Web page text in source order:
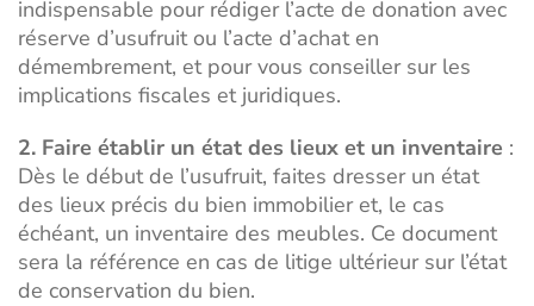
indispensable pour rédiger l’acte de donation avec
réserve d’usufruit ou l’acte d’achat en
démembrement, et pour vous conseiller sur les
implications fiscales et juridiques.
2. Faire établir un état des lieux et un inventaire :
Dès le début de l’usufruit, faites dresser un état
des lieux précis du bien immobilier et, le cas
échéant, un inventaire des meubles. Ce document
sera la référence en cas de litige ultérieur sur l’état
de conservation du bien.